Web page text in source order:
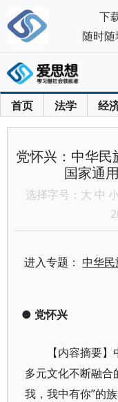
首页 法学 经
党怀兴：中华民
国家通
选择字号： 大 中 小
进入专题：中华
● 党怀兴
【内容摘要
多元文化不断融合
我，我中有你”的
下
随时